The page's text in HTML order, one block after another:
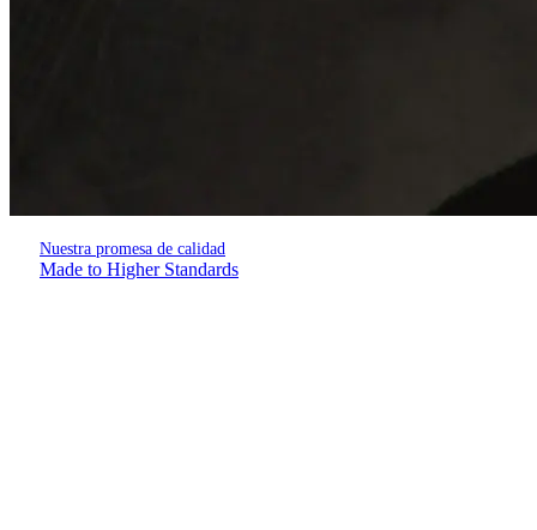
Nuestra promesa de calidad
Made to Higher Standards